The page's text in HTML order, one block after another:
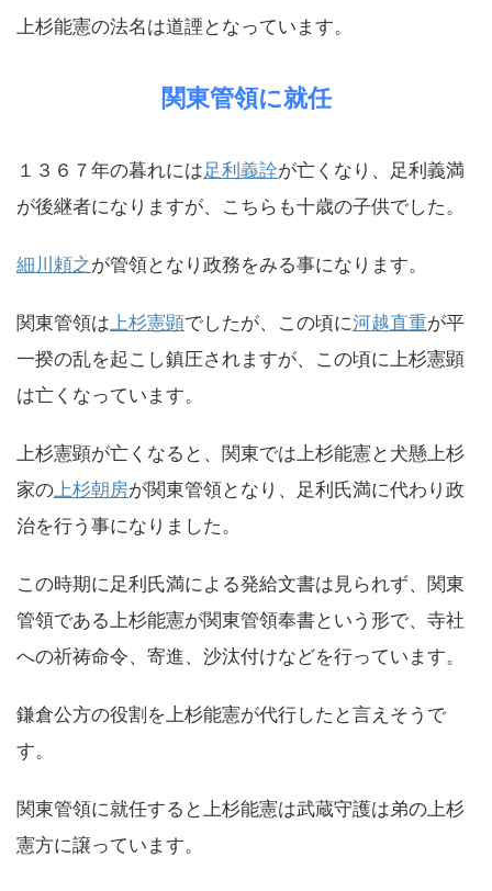
上杉能憲の法名は道諲となっています。
関東管領に就任
１３６７年の暮れには足利義詮が亡くなり、足利義満
が後継者になりますが、こちらも十歳の子供でした。
細川頼之が管領となり政務をみる事になります。
関東管領は上杉憲顕でしたが、この頃に河越直重が平
一揆の乱を起こし鎮圧されますが、この頃に上杉憲顕
は亡くなっています。
上杉憲顕が亡くなると、関東では上杉能憲と犬懸上杉
家の上杉朝房が関東管領となり、足利氏満に代わり政
治を行う事になりました。
この時期に足利氏満による発給文書は見られず、関東
管領である上杉能憲が関東管領奉書という形で、寺社
への祈祷命令、寄進、沙汰付けなどを行っています。
鎌倉公方の役割を上杉能憲が代行したと言えそうで
す。
関東管領に就任すると上杉能憲は武蔵守護は弟の上杉
憲方に譲っています。